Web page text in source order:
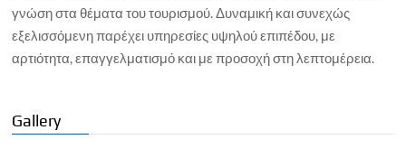
γνώση στα θέματα του τουρισμού. Δυναμική και συνεχώς
εξελισσόμενη παρέχει υπηρεσίες υψηλού επιπέδου, με
αρτιότητα, επαγγελματισμό και με προσοχή στη λεπτομέρεια.
Gallery